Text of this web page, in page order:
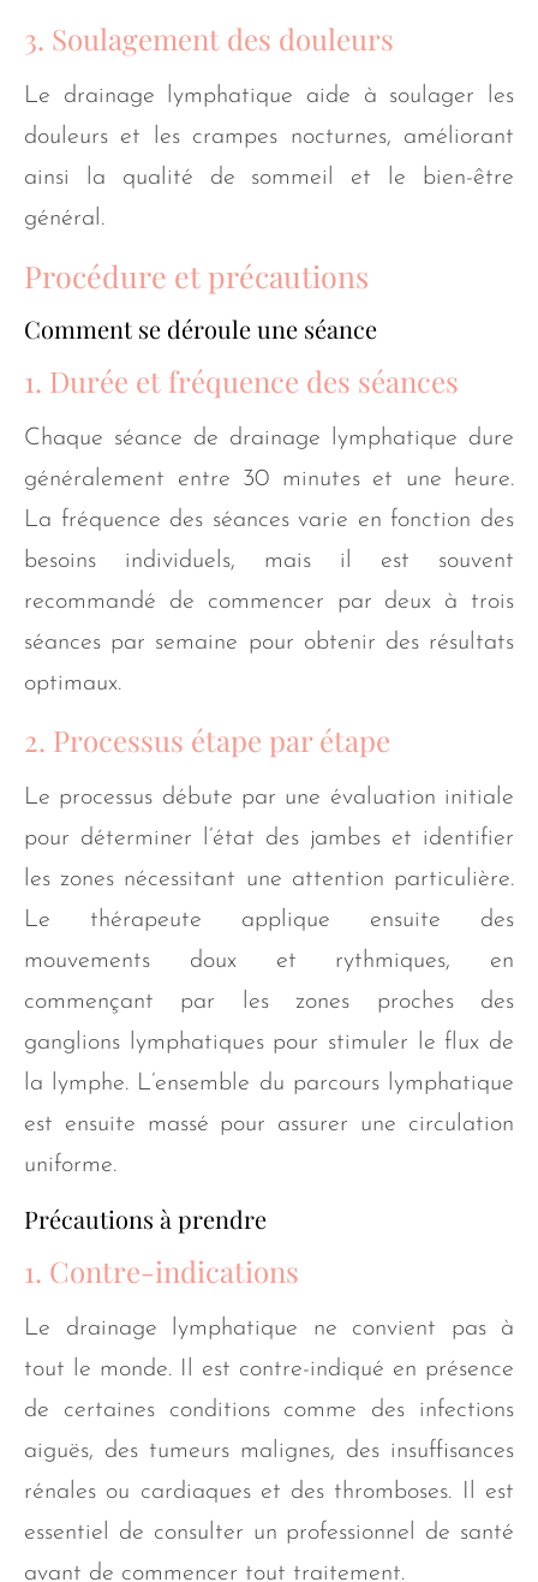
3. Soulagement des douleurs
Le drainage lymphatique aide à soulager les
douleurs et les crampes nocturnes, améliorant
ainsi la qualité de sommeil et le bien-être
général.
Procédure et précautions
Comment se déroule une séance
1. Durée et fréquence des séances
Chaque séance de drainage lymphatique dure
généralement entre 30 minutes et une heure.
La fréquence des séances varie en fonction des
besoins individuels, mais il est souvent
recommandé de commencer par deux à trois
séances par semaine pour obtenir des résultats
optimaux.
2. Processus étape par étape
Le processus débute par une évaluation initiale
pour déterminer l’état des jambes et identifier
les zones nécessitant une attention particulière.
Le thérapeute applique ensuite des
mouvements doux et rythmiques, en
commençant par les zones proches des
ganglions lymphatiques pour stimuler le flux de
la lymphe. L’ensemble du parcours lymphatique
est ensuite massé pour assurer une circulation
uniforme.
Précautions à prendre
1. Contre-indications
Le drainage lymphatique ne convient pas à
tout le monde. Il est contre-indiqué en présence
de certaines conditions comme des infections
aiguës, des tumeurs malignes, des insuffisances
rénales ou cardiaques et des thromboses. Il est
essentiel de consulter un professionnel de santé
avant de commencer tout traitement.